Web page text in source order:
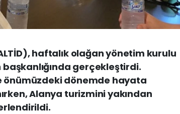
haftalık olağan yönetim kurulu
başkanlığında gerçekleştirdi.
önümüzdeki dönemde hayata
Alanya turizmini yakından